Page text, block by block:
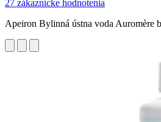
27 zákaznícke hodnotenia
Apeiron Bylinná ústna voda Auromère